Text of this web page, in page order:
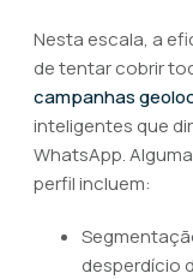
Nesta escala, a
de tentar cobrir
campanhas
inteligentes que
WhatsApp.
perfil incluem:
desperdício